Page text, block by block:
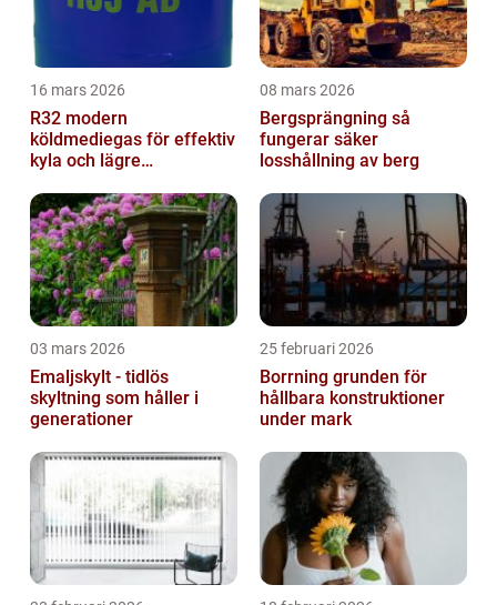
16 mars 2026
R32 modern
köldmediegas för effektiv
kyla och lägre
08 mars 2026
Bergsprängning så
fungerar säker
losshållning av berg
03 mars 2026
Emaljskylt - tidlös
skyltning som håller i
generationer
25 februari 2026
Borrning grunden för
hållbara konstruktioner
under mark